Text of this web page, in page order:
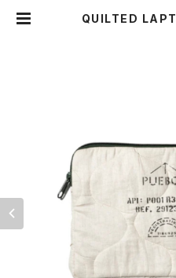
QUILTED